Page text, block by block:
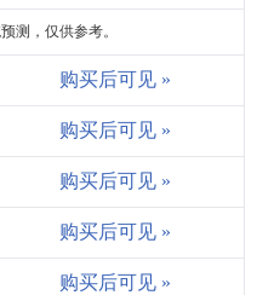
测，仅供参考。
购买后可见 »
购买后可见 »
购买后可见 »
购买后可见 »
购买后可见 »